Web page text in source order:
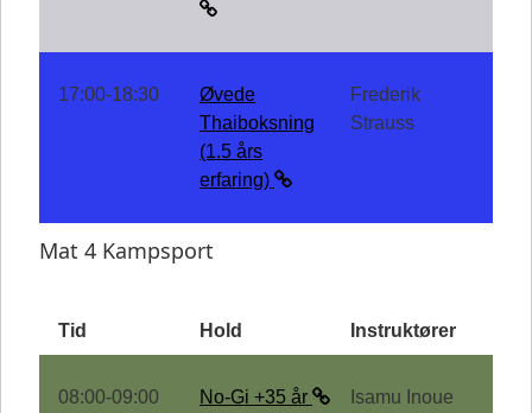
17:00-18:30
Øvede
Thaiboksning
(1.5 års
erfaring)
Frederik
Strauss
Mat 4 Kampsport
Tid Hold Instruktører
08:00-09:00 No-Gi +35 år Isamu Inoue